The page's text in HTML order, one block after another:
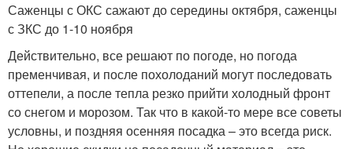
Саженцы с ОКС сажают до середины октября, саженцы
с ЗКС до 1-10 ноября
Действительно, все решают по погоде, но погода
пременчивая, и после похолоданий могут последовать
оттепели, а после тепла резко прийти холодный фронт
со снегом и морозом. Так что в какой-то мере все советы
условны, и поздняя осенняя посадка – это всегда риск.